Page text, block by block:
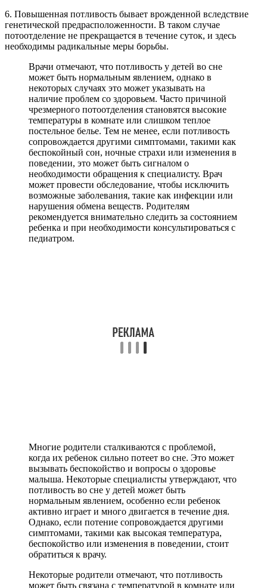
6. Повышенная потливость бывает врожденной вследствие
генетической предрасположенности. В таком случае
потоотделение не прекращается в течение суток, и здесь
необходимы радикальные меры борьбы.
Врачи отмечают, что потливость у детей во сне
может быть нормальным явлением, однако в
некоторых случаях это может указывать на
наличие проблем со здоровьем. Часто причиной
чрезмерного потоотделения становятся высокие
температуры в комнате или слишком теплое
постельное белье. Тем не менее, если потливость
сопровождается другими симптомами, такими как
беспокойный сон, ночные страхи или изменения в
поведении, это может быть сигналом о
необходимости обращения к специалисту. Врач
может провести обследование, чтобы исключить
возможные заболевания, такие как инфекции или
нарушения обмена веществ. Родителям
рекомендуется внимательно следить за состоянием
ребенка и при необходимости консультироваться с
педиатром.
Многие родители сталкиваются с проблемой,
когда их ребенок сильно потеет во сне. Это может
вызывать беспокойство и вопросы о здоровье
малыша. Некоторые специалисты утверждают, что
потливость во сне у детей может быть
нормальным явлением, особенно если ребенок
активно играет и много двигается в течение дня.
Однако, если потение сопровождается другими
симптомами, такими как высокая температура,
беспокойство или изменения в поведении, стоит
обратиться к врачу.
Некоторые родители отмечают, что потливость
может быть связана с температурой в комнате или